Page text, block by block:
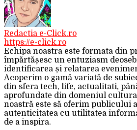
Redactia e-Click.ro
https://e-click.ro
Echipa noastra este formata din
împărtășesc un entuziasm
identificarea și relatarea
Acoperim o gamă variată de
din sfera tech, life, actualitati,
aprofundate din domeniul
noastră este să oferim publicului
autenticitatea cu utilitatea
de a inspira.